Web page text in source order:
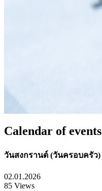
Calendar of events
วันสงกรานต์ (วันครอบครัว)
02.01.2026
85 Views